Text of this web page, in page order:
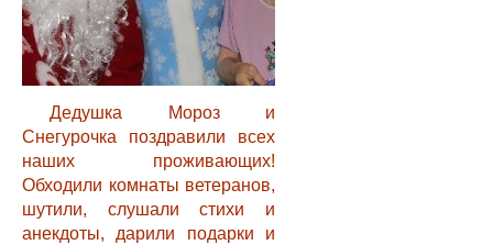
Дедушка Мороз и
Снегурочка поздравили всех
наших проживающих!
Обходили комнаты ветеранов,
шутили, слушали стихи и
анекдоты, дарили подарки и